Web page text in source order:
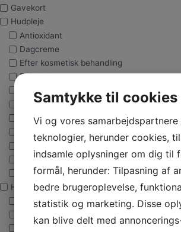
Gavekort
Hudpleje
Antioxidant
Dagcreme
Efter kosmetisk behandling
Exfoliering
Maske
Natcreme
Øjencreme
Solcreme
Toner
Hududfordringer
Cellulite
Fedtet hud
Samtykke til cookies
Vi og vores samarbejdspartnere
teknologier, herunder cookies,
indsamle oplysninger om dig til
formål, herunder: Tilpasning af
bedre brugeroplevelse,
statistik og marketing. Disse
kan blive delt med